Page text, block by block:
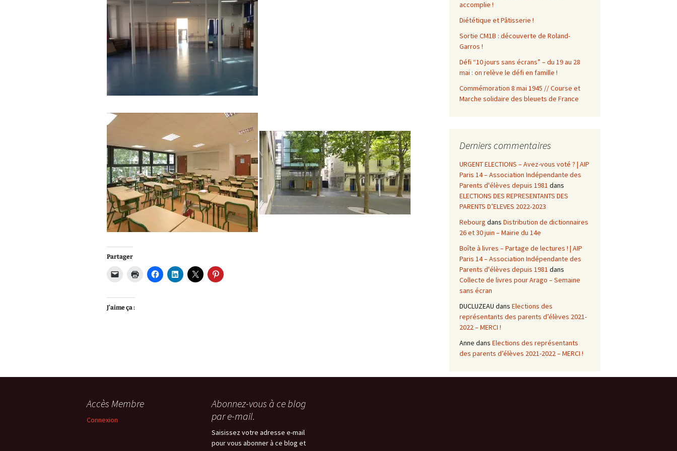
Partager
J’aime ça :
accomplie !
Diététique et Pâtisserie !
Sortie CM1B : découverte de Roland-
Garros !
Défi “10 jours sans écrans” – du 19 au 28
mai : on relève le défi en famille !
Commémoration 8 mai 1945 // Course et
Marche solidaire des bleuets de France
Derniers commentaires
URGENT ELECTIONS – Avez-vous voté ? | AIP
Paris 14 – Association Indépendante des
Parents d'élèves depuis 1981 dans
ELECTIONS DES REPRESENTANTS DES
PARENTS D’ELEVES 2022-2023
Rebourg dans Distribution de dictionnaires
26 et 30 juin – Mairie du 14e
Boîte à livres – Partage de lectures ! | AIP
Paris 14 – Association Indépendante des
Parents d'élèves depuis 1981 dans
Collecte de livres pour Arago – Semaine
sans écran
DUCLUZEAU dans Elections des
représentants des parents d’élèves 2021-
2022 – MERCI !
Anne dans Elections des représentants
des parents d’élèves 2021-2022 – MERCI !
Accès Membre
Connexion
Abonnez-vous à ce blog
par e-mail.
Saisissez votre adresse e-mail
pour vous abonner à ce blog et